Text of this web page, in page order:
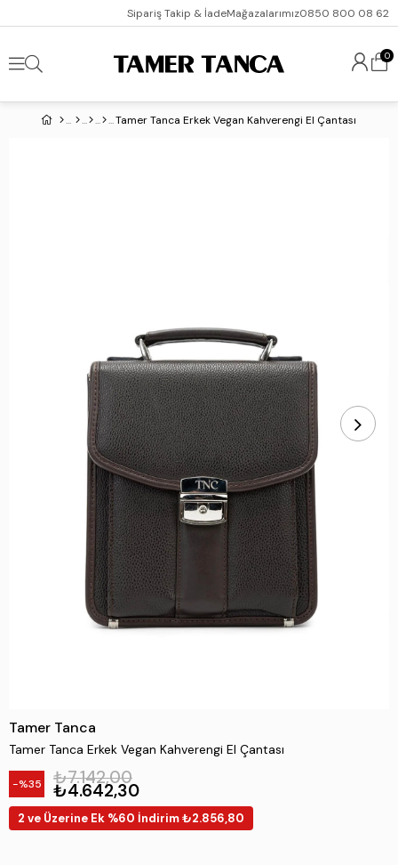
Sipariş Takip & İadeMağazalarımız0850 800 08 62
0
Tamer Tanca Erkek Vegan Kahverengi El Çantası
Tamer Tanca
Tamer Tanca Erkek Vegan Kahverengi El Çantası
35 ₺7.142,00
₺4.642,30
2 ve Üzerine Ek %60 İndirim ₺2.856,80